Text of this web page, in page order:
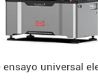
ensayo universal